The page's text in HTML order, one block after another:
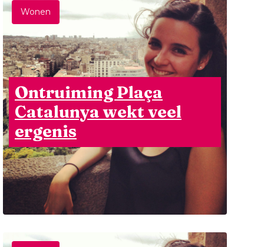
Wonen
Ontruiming Plaça
Catalunya wekt veel
ergenis